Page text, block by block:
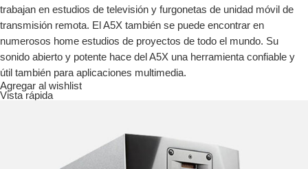
trabajan en estudios de televisión y furgonetas de unidad móvil de
transmisión remota. El A5X también se puede encontrar en
numerosos home estudios de proyectos de todo el mundo. Su
sonido abierto y potente hace del A5X una herramienta confiable y
útil también para aplicaciones multimedia.
Agregar al wishlist
Vista rápida